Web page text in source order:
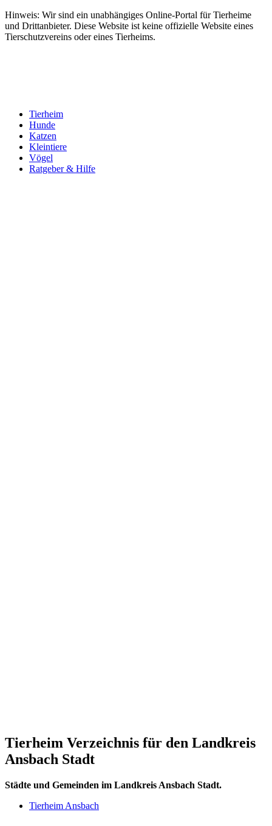
Hinweis: Wir sind ein unabhängiges Online-Portal für Tierheime
und Drittanbieter. Diese Website ist keine offizielle Website eines
Tierschutzvereins oder eines Tierheims.
Tierheim
Hunde
Katzen
Kleintiere
Vögel
Ratgeber & Hilfe
Tierheim Verzeichnis für den Landkreis
Ansbach Stadt
Städte und Gemeinden im Landkreis Ansbach Stadt.
Tierheim Ansbach